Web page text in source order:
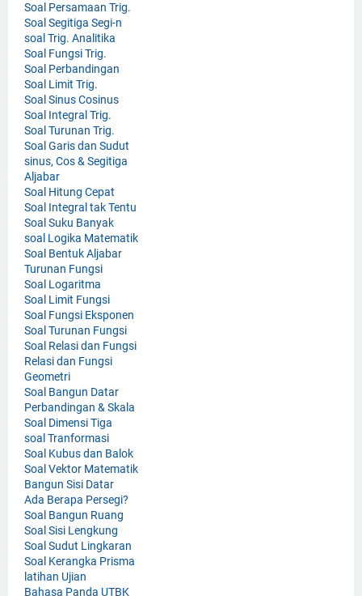
Soal Persamaan Trig.
Soal Segitiga Segi-n
soal Trig. Analitika
Soal Fungsi Trig.
Soal Perbandingan
Soal Limit Trig.
Soal Sinus Cosinus
Soal Integral Trig.
Soal Turunan Trig.
Soal Garis dan Sudut
sinus, Cos & Segitiga
Aljabar
Soal Hitung Cepat
Soal Integral tak Tentu
Soal Suku Banyak
soal Logika Matematik
Soal Bentuk Aljabar
Turunan Fungsi
Soal Logaritma
Soal Limit Fungsi
Soal Fungsi Eksponen
Soal Turunan Fungsi
Soal Relasi dan Fungsi
Relasi dan Fungsi
Geometri
Soal Bangun Datar
Perbandingan & Skala
Soal Dimensi Tiga
soal Tranformasi
Soal Kubus dan Balok
Soal Vektor Matematik
Bangun Sisi Datar
Ada Berapa Persegi?
Soal Bangun Ruang
Soal Sisi Lengkung
Soal Sudut Lingkaran
Soal Kerangka Prisma
latihan Ujian
Bahasa Panda UTBK